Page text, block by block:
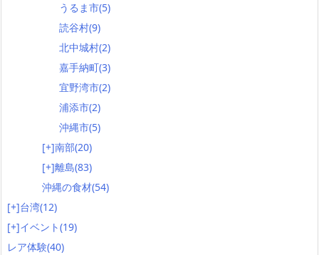
うるま市(5)
読谷村(9)
北中城村(2)
嘉手納町(3)
宜野湾市(2)
浦添市(2)
沖縄市(5)
[+]南部(20)
[+]離島(83)
沖縄の食材(54)
[+]台湾(12)
[+]イベント(19)
レア体験(40)